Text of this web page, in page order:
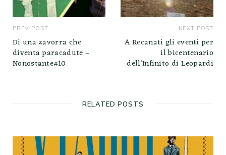
PREV POST
Di una zavorra che
diventa paracadute –
Nonostante#10
NEXT POST
A Recanati gli eventi per
il bicentenario
dell’Infinito di Leopardi
RELATED POSTS